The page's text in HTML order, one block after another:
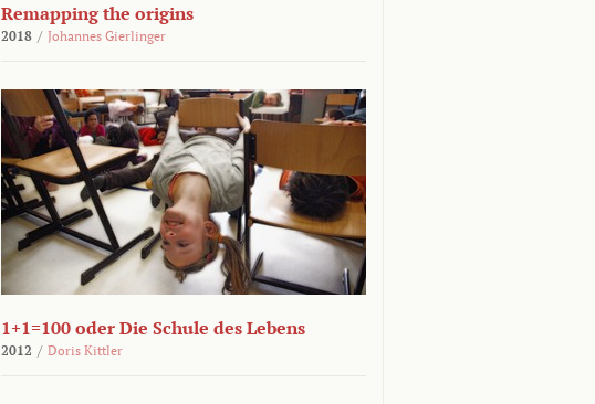
Remapping the origins
2018 / Johannes Gierlinger
1+1=100 oder Die Schule des Lebens
2012 / Doris Kittler